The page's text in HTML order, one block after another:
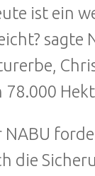
ist ein
sagte
78.000
NABU
die